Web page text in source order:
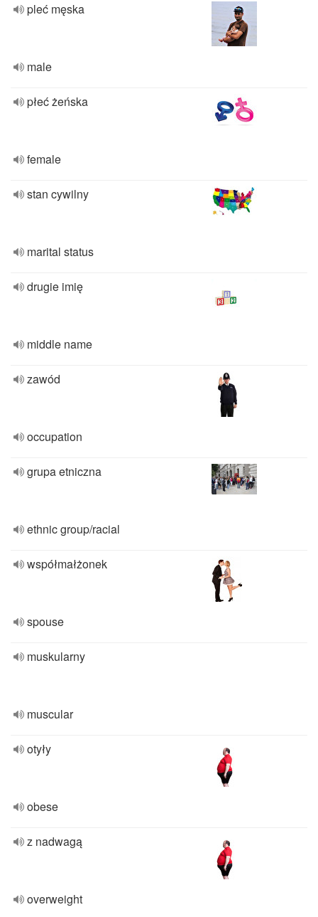
pleć męska
male
płeć żeńska
female
stan cywilny
marital status
drugie imię
middle name
zawód
occupation
grupa etniczna
ethnic group/racial
współmałżonek
spouse
muskularny
muscular
otyły
obese
z nadwagą
overweight